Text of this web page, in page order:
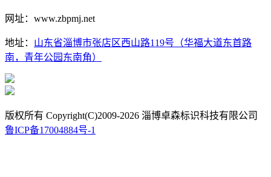
网址：www.zbpmj.net
地址： 山东省淄博市张店区西山路119号（华福大道东首路
南，青年公园东南角）
版权所有 Copyright(C)2009-2026 淄博卓森标识科技有限公司
鲁ICP备17004884号-1